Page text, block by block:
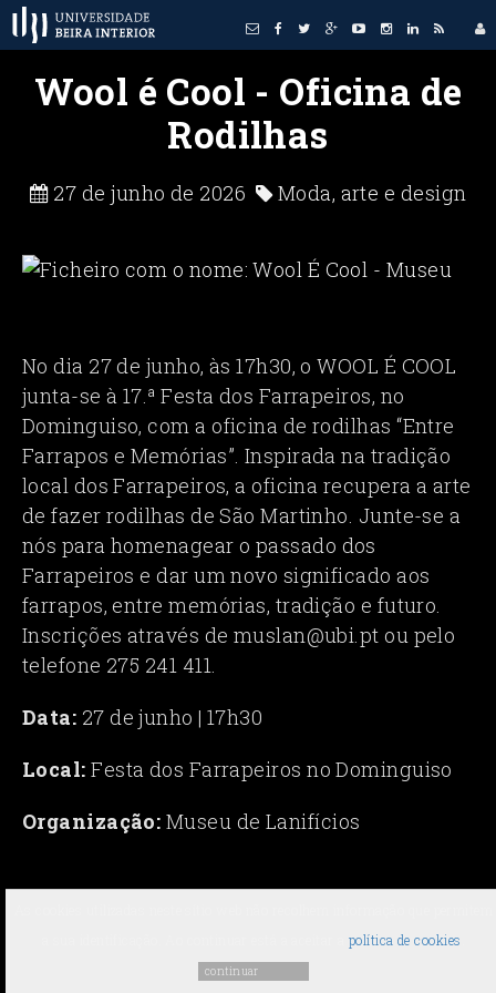
Wool é Cool - Oficina de
Rodilhas
27 de junho de 2026 Moda, arte e design
No dia 27 de junho, às 17h30, o WOOL É COOL
junta-se à 17.ª Festa dos Farrapeiros, no
Dominguiso, com a oficina de rodilhas “Entre
Farrapos e Memórias”. Inspirada na tradição
local dos Farrapeiros, a oficina recupera a arte
de fazer rodilhas de São Martinho. Junte-se a
nós para homenagear o passado dos
Farrapeiros e dar um novo significado aos
farrapos, entre memórias, tradição e futuro.
Inscrições através de muslan@ubi.pt ou pelo
telefone 275 241 411.
Data: 27 de junho | 17h30
Local: Festa dos Farrapeiros no Dominguiso
Organização: Museu de Lanifícios
política de cookies